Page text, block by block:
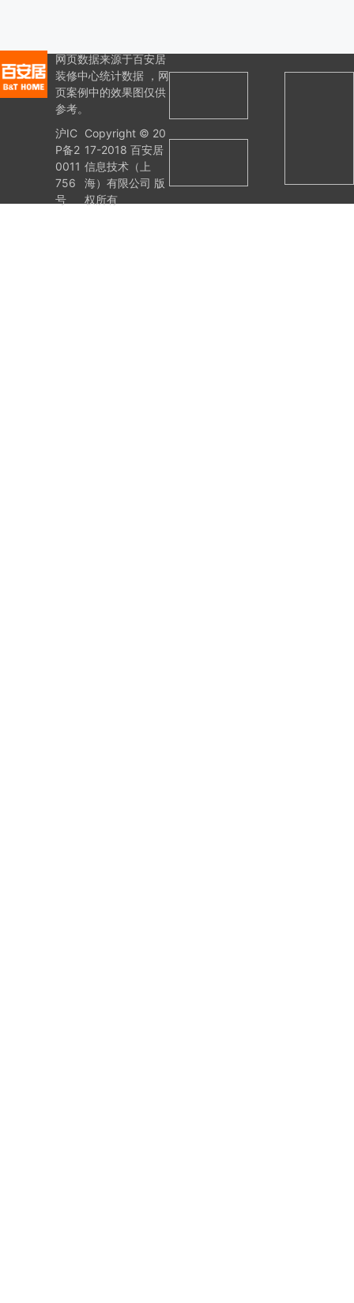
网页数据来源于百安居
装修中心统计数据 ，网
页案例中的效果图仅供
参考。
沪IC
P备2
0011
756
号
Copyright © 20
17-2018 百安居
信息技术（上
海）有限公司 版
权所有